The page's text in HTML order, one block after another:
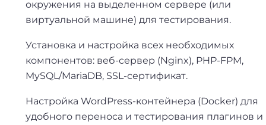
окружения на выделенном сервере (или
виртуальной машине) для тестирования.
Установка и настройка всех необходимых
компонентов: веб-сервер (Nginx), PHP-FPM,
MySQL/MariaDB, SSL-сертификат.
Настройка WordPress-контейнера (Docker) для
удобного переноса и тестирования плагинов и